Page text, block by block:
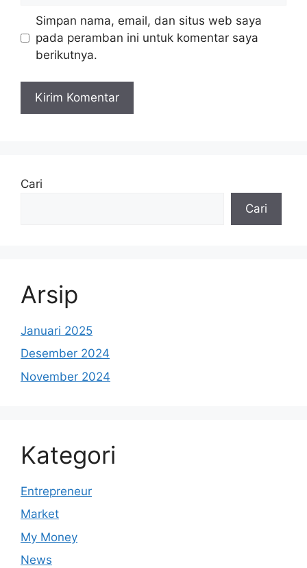
Simpan nama, email, dan situs web saya
pada peramban ini untuk komentar saya
berikutnya.
Cari
Cari
Arsip
Januari 2025
Desember 2024
November 2024
Kategori
Entrepreneur
Market
My Money
News